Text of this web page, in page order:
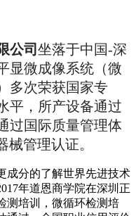
公司 坐落于中国-深
显微成像系统（微
多次荣获国家专
平，所产设备通过
过国际质量管理体
械管理认证。
成分的了解世界先进技术
年道恩商学院在深圳正
测培训，微循环检测培